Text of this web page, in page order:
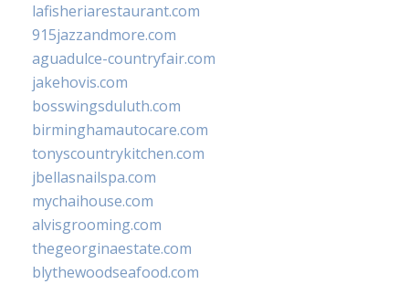
lafisheriarestaurant.com
915jazzandmore.com
aguadulce-countryfair.com
jakehovis.com
bosswingsduluth.com
birminghamautocare.com
tonyscountrykitchen.com
jbellasnailspa.com
mychaihouse.com
alvisgrooming.com
thegeorginaestate.com
blythewoodseafood.com